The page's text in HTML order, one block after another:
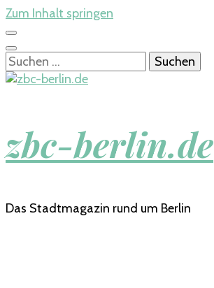
Zum Inhalt springen
Suchen
nach:
zbc-berlin.de
Das Stadtmagazin rund um Berlin